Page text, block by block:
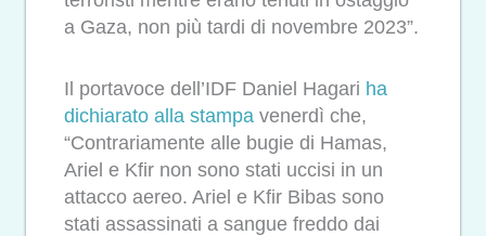
a Gaza, non più tardi di novembre 2023”.
Il portavoce dell’IDF Daniel Hagari ha
dichiarato alla stampa venerdì che,
“Contrariamente alle bugie di Hamas,
Ariel e Kfir non sono stati uccisi in un
attacco aereo. Ariel e Kfir Bibas sono
stati assassinati a sangue freddo dai